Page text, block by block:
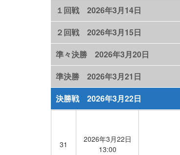
１回戦 2026年3月14日
２回戦 2026年3月15日
準々決勝 2026年3月20日
準決勝 2026年3月21日
決勝戦 2026年3月22日
31
2026年3月22日
13:00